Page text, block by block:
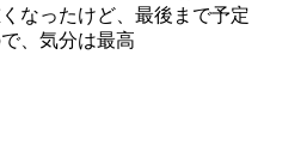
なったけど、最後まで予定
、気分は最高